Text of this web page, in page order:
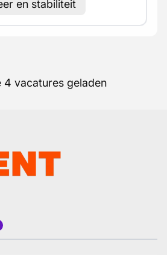
en stabiliteit
4 vacatures geladen